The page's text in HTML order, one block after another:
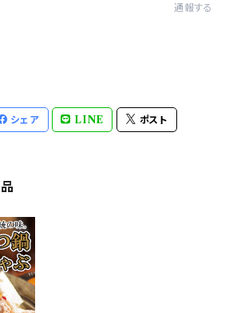
通報する
シェア LINE ポスト